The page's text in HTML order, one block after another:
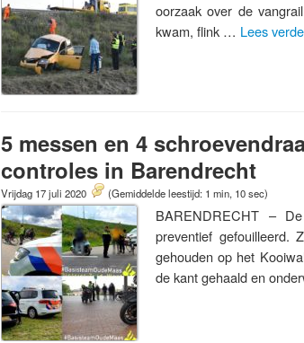
oorzaak over de
kwam, flink … Lees
5 messen en 4
controles in Barendrecht
Vrijdag 17 juli 2020 (Gemiddelde leestijd: 1 min, 10 sec)
BARENDRECHT –
preventief gefouilleerd.
gehouden op het
de kant gehaald en